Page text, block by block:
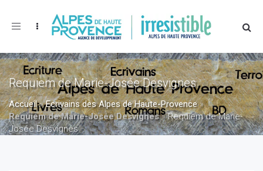
Toggle
Requiem de Marie-Josée Desvignes
Accueil»Ecrivains des Alpes de Haute-Provence»
Requiem de Marie-Josée Desvignes»Requiem de Marie-
Josée Desvignes